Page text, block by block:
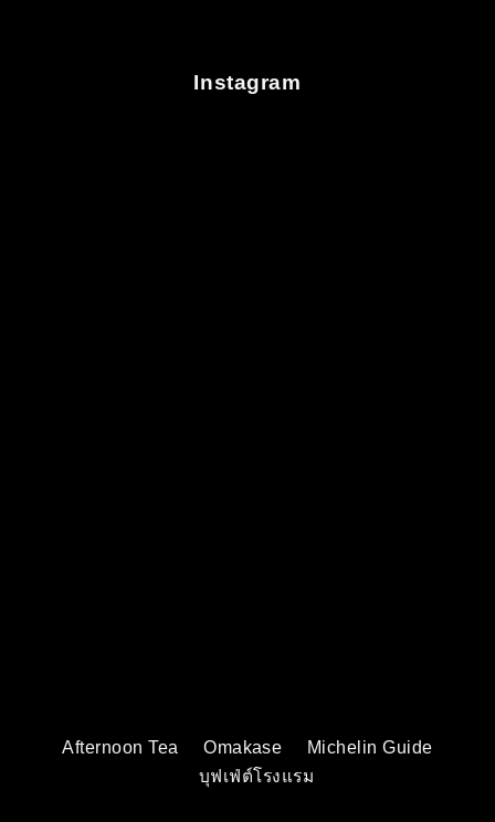
Instagram
Afternoon Tea Omakase
Michelin Guide
บุฟเฟ่ต์โรงแรม